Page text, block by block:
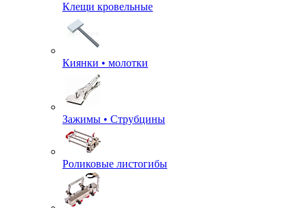
Клещи кровельные
Киянки • молотки
Зажимы • Струбцины
Роликовые листогибы